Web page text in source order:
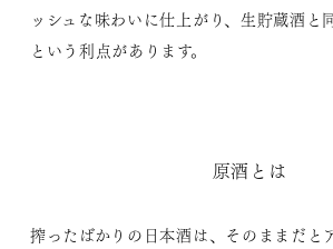
ッシュな味わいに仕上がり、生貯蔵酒と
という利点があります。
原酒とは
搾ったばかりの日本酒は、そのままだと